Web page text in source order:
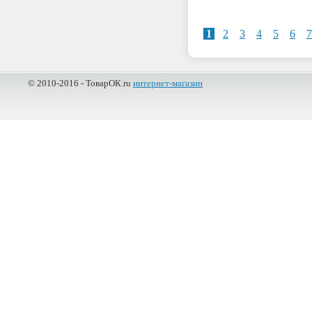
1 2 3 4 5 6 7
© 2010-2016 - ТоварОК.ru интернет-магазин